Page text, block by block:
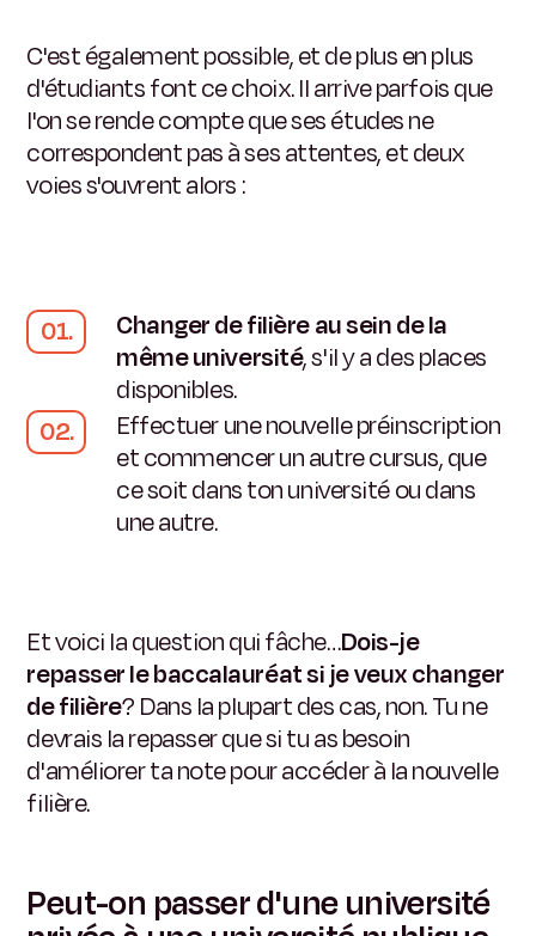
C'est également possible, et de plus en plus
d'étudiants font ce choix. Il arrive parfois que
l'on se rende compte que ses études ne
correspondent pas à ses attentes, et deux
voies s'ouvrent alors :
Changer de filière au sein de la
même université, s'il y a des places
disponibles.
Effectuer une nouvelle préinscription
et commencer un autre cursus, que
ce soit dans ton université ou dans
une autre.
Et voici la question qui fâche…Dois-je
repasser le baccalauréat si je veux changer
de filière? Dans la plupart des cas, non. Tu ne
devrais la repasser que si tu as besoin
d'améliorer ta note pour accéder à la nouvelle
filière.
Peut-on passer d'une université